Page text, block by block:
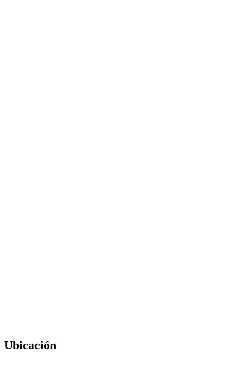
Ubicación